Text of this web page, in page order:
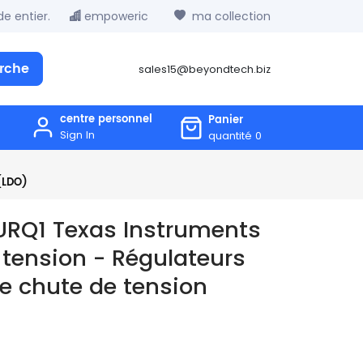
entier. empoweric ma collection
sales15@beyondtech.biz
centre personnel
Sign In
Panier
quantité 0
Texas Instruments
- Régulateurs
chute de tension